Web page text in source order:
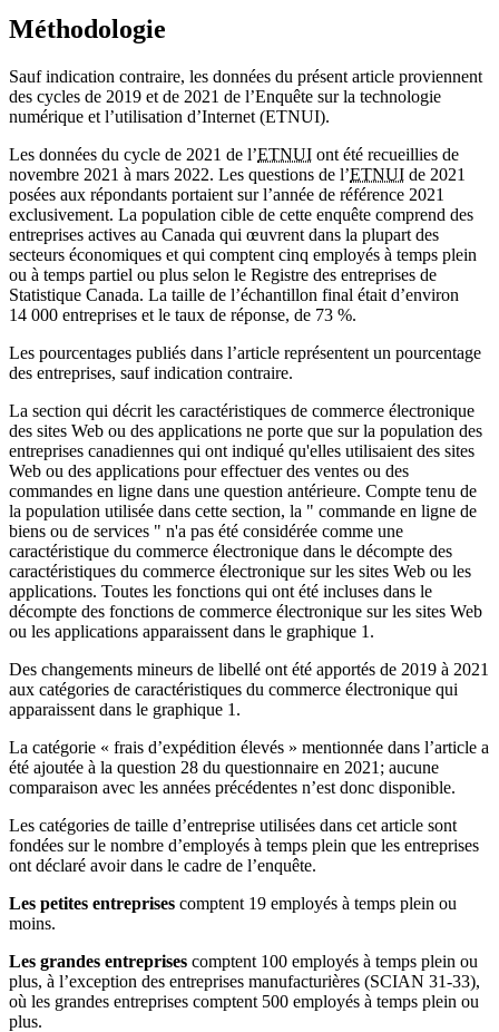
Méthodologie
Sauf indication contraire, les données du présent article proviennent
des cycles de 2019 et de 2021 de l’Enquête sur la technologie
numérique et l’utilisation d’Internet (ETNUI).
Les données du cycle de 2021 de l’ETNUI ont été recueillies de
novembre 2021 à mars 2022. Les questions de l’ETNUI de 2021
posées aux répondants portaient sur l’année de référence 2021
exclusivement. La population cible de cette enquête comprend des
entreprises actives au Canada qui œuvrent dans la plupart des
secteurs économiques et qui comptent cinq employés à temps plein
ou à temps partiel ou plus selon le Registre des entreprises de
Statistique Canada. La taille de l’échantillon final était d’environ
14 000 entreprises et le taux de réponse, de 73 %.
Les pourcentages publiés dans l’article représentent un pourcentage
des entreprises, sauf indication contraire.
La section qui décrit les caractéristiques de commerce électronique
des sites Web ou des applications ne porte que sur la population des
entreprises canadiennes qui ont indiqué qu'elles utilisaient des sites
Web ou des applications pour effectuer des ventes ou des
commandes en ligne dans une question antérieure. Compte tenu de
la population utilisée dans cette section, la " commande en ligne de
biens ou de services " n'a pas été considérée comme une
caractéristique du commerce électronique dans le décompte des
caractéristiques du commerce électronique sur les sites Web ou les
applications. Toutes les fonctions qui ont été incluses dans le
décompte des fonctions de commerce électronique sur les sites Web
ou les applications apparaissent dans le graphique 1.
Des changements mineurs de libellé ont été apportés de 2019 à 2021
aux catégories de caractéristiques du commerce électronique qui
apparaissent dans le graphique 1.
La catégorie « frais d’expédition élevés » mentionnée dans l’article a
été ajoutée à la question 28 du questionnaire en 2021; aucune
comparaison avec les années précédentes n’est donc disponible.
Les catégories de taille d’entreprise utilisées dans cet article sont
fondées sur le nombre d’employés à temps plein que les entreprises
ont déclaré avoir dans le cadre de l’enquête.
Les petites entreprises comptent 19 employés à temps plein ou
moins.
Les grandes entreprises comptent 100 employés à temps plein ou
plus, à l’exception des entreprises manufacturières (SCIAN 31-33),
où les grandes entreprises comptent 500 employés à temps plein ou
plus.